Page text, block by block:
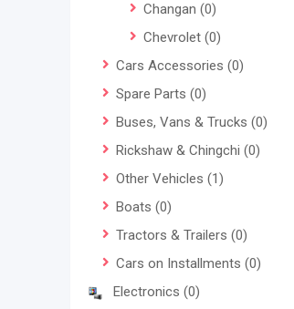
Changan (0)
Chevrolet (0)
Cars Accessories (0)
Spare Parts (0)
Buses, Vans & Trucks (0)
Rickshaw & Chingchi (0)
Other Vehicles (1)
Boats (0)
Tractors & Trailers (0)
Cars on Installments (0)
Electronics (0)